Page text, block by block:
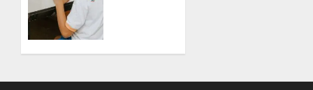
AGOSTO